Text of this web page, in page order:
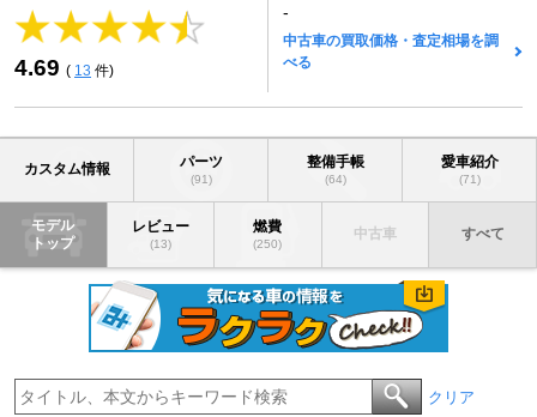
4.69 ( 13 件)
-
中古車の買取価格・査定相場を調
べる
カスタム情報 パーツ
(91)
整備手帳
(64)
愛車紹介
(71)
モデル
トップ
レビュー
(13)
燃費
(250)
中古車 すべて
クリア